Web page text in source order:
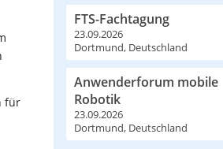
für
FTS-Fachtagung
23.09.2026
Dortmund, Deutschland
Anwenderforum mobile
Robotik
23.09.2026
Dortmund, Deutschland